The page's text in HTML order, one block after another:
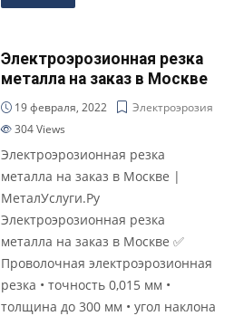
Электроэрозионная резка
металла на заказ в Москве
19 февраля, 2022
Электроэрозия
304Views
Электроэрозионная резка
металла на заказ в Москве |
МеталУслуги.Ру
Электроэрозионная резка
металла на заказ в Москве ✅
Проволочная электроэрозионная
резка • точность 0,015 мм •
толщина до 300 мм • угол наклона